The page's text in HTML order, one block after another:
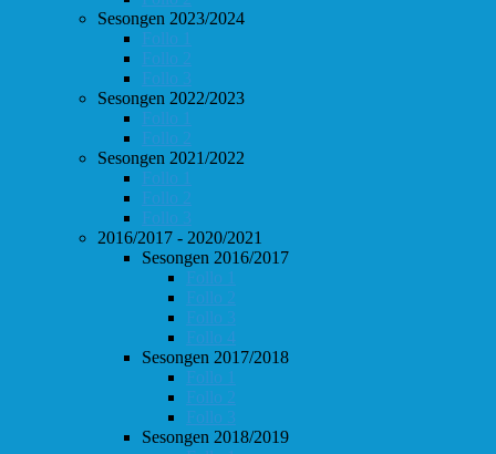
Sesongen 2023/2024
Follo 1
Follo 2
Follo 3
Sesongen 2022/2023
Follo 1
Follo 2
Sesongen 2021/2022
Follo 1
Follo 2
Follo 3
2016/2017 - 2020/2021
Sesongen 2016/2017
Follo 1
Follo 2
Follo 3
Follo 4
Sesongen 2017/2018
Follo 1
Follo 2
Follo 3
Sesongen 2018/2019